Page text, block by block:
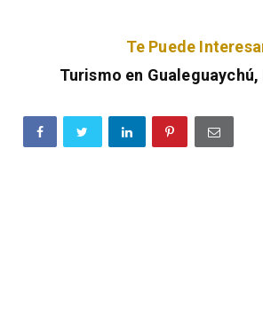
Te Puede
Turismo en Gualeguaychú,